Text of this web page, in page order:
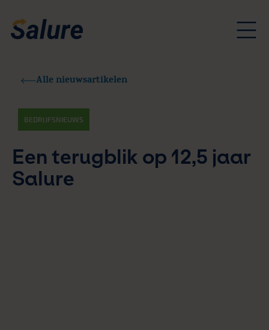
Alle nieuwsartikelen
BEDRIJFSNIEUWS
Een terugblik op 12,5 jaar
Salure